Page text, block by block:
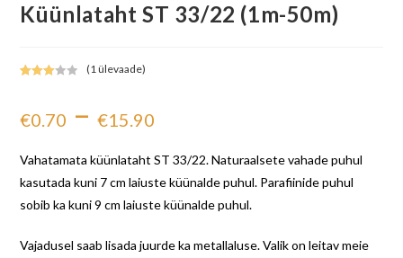
Küünlataht ST 33/22 (1m-50m)
3.00/5
hinnang
(1ülevaade)
€0.70 – €15.90
Vahatamata küünlataht ST 33/22. Naturaalsete vahade puhul
kasutada kuni 7 cm laiuste küünalde puhul. Parafiinide puhul
sobib ka kuni 9 cm laiuste küünalde puhul.
Vajadusel saab lisada juurde ka metallaluse. Valik on leitav meie